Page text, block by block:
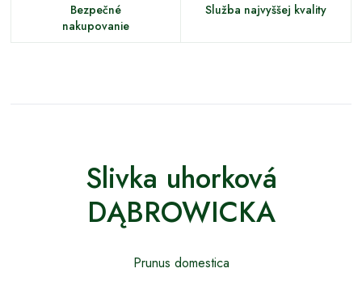
Bezpečné
nakupovanie
Služba najvyššej kvality
Slivka uhorková
DĄBROWICKA
Prunus domestica